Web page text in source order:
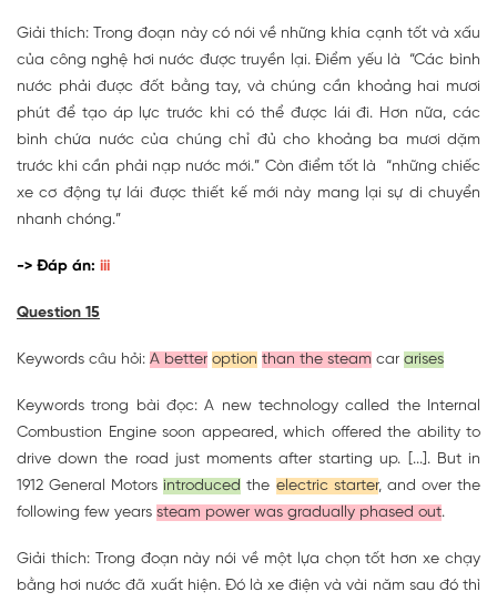
Giải thích: Trong đoạn này có nói về những khía cạnh tốt và xấu
của công nghệ hơi nước được truyền lại. Điểm yếu là
“Các bình
nước phải được đốt bằng tay, và chúng cần khoảng hai mươi
phút để tạo áp lực trước khi có thể được lái đi. Hơn nữa, các
bình chứa nước của chúng chỉ đủ cho khoảng ba mươi dặm
trước khi cần phải nạp nước mới.” Còn điểm tốt là “những chiếc
xe cơ động tự lái được thiết kế mới này mang lại sự di chuyển
nhanh chóng.”
-> Đáp án: iii
Question 15
Keywords câu hỏi: A better option than the steam car arises
Keywords trong bài đọc: A new technology called the Internal
Combustion Engine soon appeared, which offered the ability to
drive down the road just moments after starting up. [...]. But in
1912 General Motors introduced the electric starter, and over the
following few years steam power was gradually phased out.
Giải thích: Trong đoạn này nói về một lựa chọn tốt hơn xe chạy
bằng hơi nước đã xuất hiện. Đó là xe điện và vài năm sau đó thì